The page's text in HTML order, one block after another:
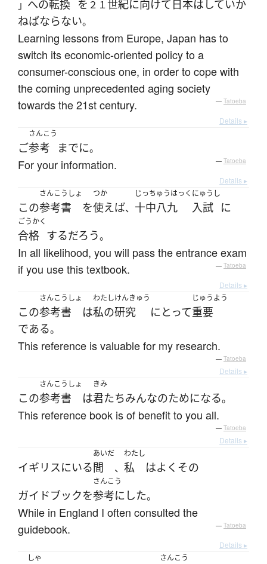
」 への転換 を ２１世紀に向けて 日本は していか
ねばならない。
Learning lessons from Europe, Japan has to
switch its economic-oriented policy to a
consumer-conscious one, in order to cope with
the coming unprecedented aging society
towards the 21st century.
— Tatoeba
Details ▸
ご
さんこう
参考 までに。
For your information. — Tatoeba
Details ▸
この
さんこうしょ
参考書 を
つか
使えば、
じっちゅうはっく
十中八九
にゅうし
入試 に
ごうかく
合格 するだろう。
In all likelihood, you will pass the entrance exam
if you use this textbook.
— Tatoeba
Details ▸
この
さんこうしょ
参考書 は
わたし
私の
けんきゅう
研究 にとって
じゅうよう
重要
である。
This reference is valuable for my research.
— Tatoeba
Details ▸
この
さんこうしょ
参考書 は
きみ
君たちみんなのためになる。
This reference book is of benefit to you all.
— Tatoeba
Details ▸
イギリスにいる
あいだ
間 、
わたし
私 はよく その
ガイドブックを
さんこう
参考にした。
While in England I often consulted the
guidebook.
— Tatoeba
Details ▸
しゃ さんこう